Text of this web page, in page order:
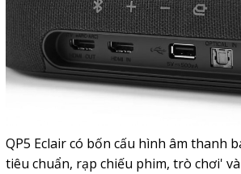
QP5 Eclair có bốn cấu hình âm thanh
tiêu chuẩn, rạp chiếu phim, trò chơi'